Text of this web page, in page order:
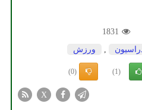
1831
ورزش
(1)
(0)
X